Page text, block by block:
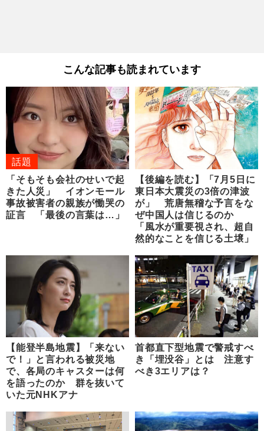
こんな記事も読まれています
話題
「そもそも会社のせいで起
きた人災」 イオンモール
事故被害者の親族が慟哭の
証言 「最後の言葉は…」
【後編を読む】「7月5日に
東日本大震災の3倍の津波
が」 荒唐無稽な予言をな
ぜ中国人は信じるのか
「風水が重要視され、超自
然的なことを信じる土壌」
【能登半島地震】「来ない
で！」と言われる被災地
で、各局のキャスターは何
を語ったのか 群を抜いて
いた元NHKアナ
首都直下型地震で警戒すべ
き「埋没谷」とは 注意す
べき3エリアは？